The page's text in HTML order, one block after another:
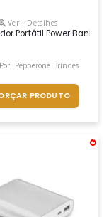
10.000 Mah Reais
Ver + Detalhes
Portátil Power Bank
Por: Pepperone Brindes
PRODUTO